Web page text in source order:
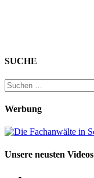
SUCHE
Suchen
nach:
Werbung
Unsere neusten Videos